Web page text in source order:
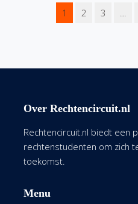
1 2 3 …
Over Rechtencircuit.nl
Rechtencircuit.nl biedt een
rechtenstudenten om zich
toekomst.
Menu